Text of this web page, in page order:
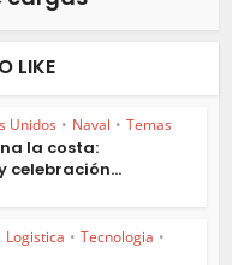
LIKE
Unidos • Naval • Temas
la costa:
celebración...
Logistica • Tecnologia •